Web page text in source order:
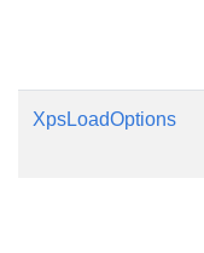
XpsLoadOptions